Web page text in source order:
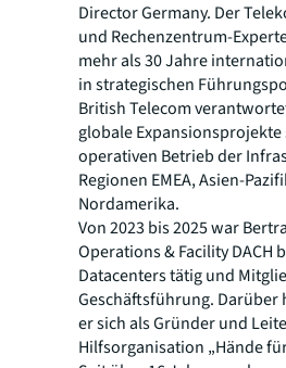
Director Germany. Der
und Rechenzentrum-
mehr als 30 Jahre
in strategischen
British Telecom
globale Expansionsprojekte
operativen Betrieb der
Regionen EMEA, Asien-
Nordamerika.
Von 2023 bis 2025 war
Operations & Facility DACH
Datacenters tätig und
Geschäftsführung. Darüber
er sich als Gründer und
Hilfsorganisation „Hände